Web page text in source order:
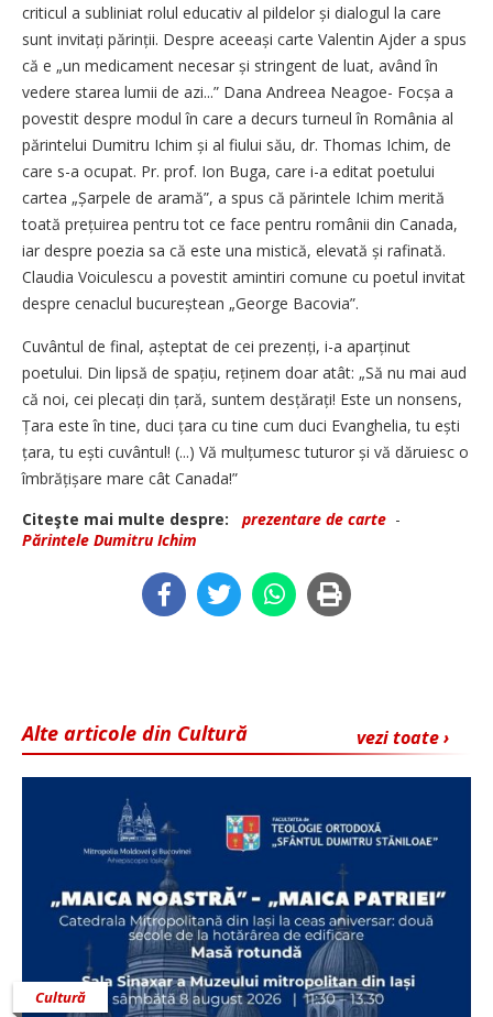
criticul a subliniat rolul educativ al pildelor și dialogul la care
sunt invitați părinții. Despre aceeași carte Valentin Ajder a spus
că e „un medicament necesar și strin­gent de luat, având în
vedere starea lumii de azi...” Dana Andreea Neagoe- Focșa a
povestit despre modul în care a decurs turneul în România al
părintelui Dumitru Ichim și al fiului său, dr. Thomas Ichim, de
care s-a ocupat. Pr. prof. Ion Buga, care i-a editat poetului
cartea „Șar­pe­le de aramă”, a spus că părintele Ichim merită
toată prețuirea pentru tot ce face pentru românii din Canada,
iar despre poezia sa că este una mistică, elevată și rafinată.
Claudia Voiculescu a povestit amintiri comune cu poetul invitat
despre cenaclul bucu­reștean „George Bacovia”.
Cuvântul de final, așteptat de cei prezenți, i-a aparținut
poetului. Din lipsă de spațiu, reținem doar atât: „Să nu mai aud
că noi, cei plecați din țară, suntem desțărați! Este un nonsens,
Țara este în tine, duci țara cu tine cum duci Evanghelia, tu ești
țara, tu ești cuvântul! (...) Vă mulțumesc tuturor și vă dăruiesc o
îmbrățișare mare cât Canada!”
Citeşte mai multe despre:
prezentare de carte -
Părintele Dumitru Ichim
vezi toate ›
Alte articole din Cultură
Cultură